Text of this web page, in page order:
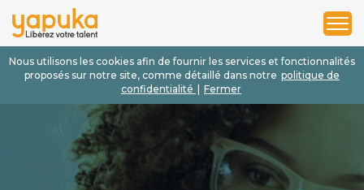
Nous utilisons les cookies afin de fournir les services et fonctionnalités
proposés sur notre site, comme détaillé dans notre politique de
confidentialité
Fermer
1
2
3